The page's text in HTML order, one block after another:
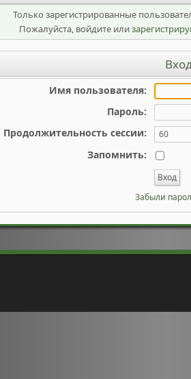
https://drive.google.com/file/d/
Английская секция!
Только зарегистрированные
Пожалуйста, войдите или
Имя пользователя:
Пароль:
Продолжительность сессии:
Запомнить:
Забыли